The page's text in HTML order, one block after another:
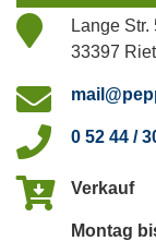
Lange Str.
33397
0 52 44 /
Verkauf
Montag